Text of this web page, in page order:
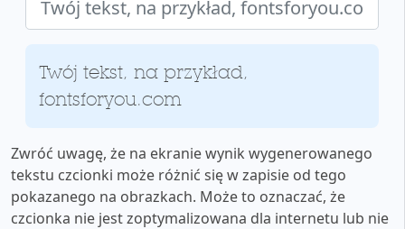
Twój tekst, na przykład,
fontsforyou.com
Zwróć uwagę, że na ekranie wynik wygenerowanego
tekstu czcionki może różnić się w zapisie od tego
pokazanego na obrazkach. Może to oznaczać, że
czcionka nie jest zoptymalizowana dla internetu lub nie